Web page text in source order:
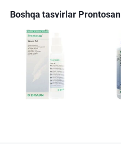
Boshqa tasvirlar Prontosan